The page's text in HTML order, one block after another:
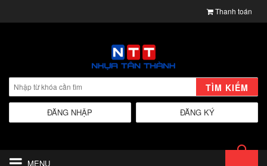
Thanh toán
TÌM KIẾM
ĐĂNG KÝ
ĐĂNG NHẬP
MENU